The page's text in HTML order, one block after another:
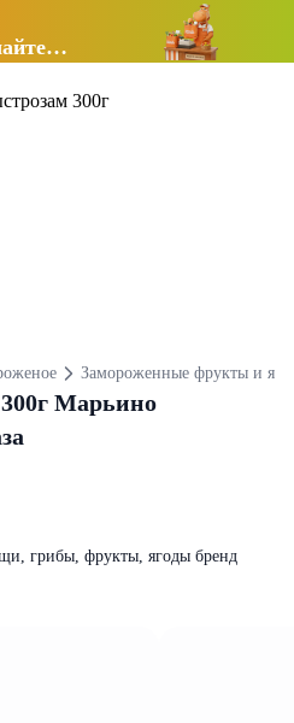
Замороженные фрукты и
Марьино
грибы, фрукты, ягоды бренд